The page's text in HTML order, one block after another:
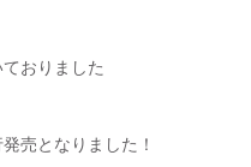
おりました
売となりました！